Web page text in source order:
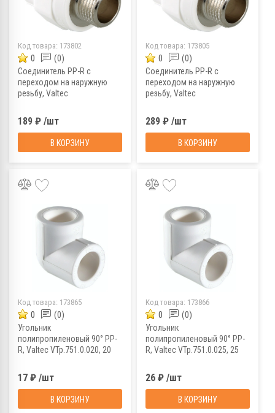
Код товара: 173802
0 (0)
Соединитель PP-R с
переходом на наружную
резьбу, Valtec
189 ₽ /шт
В КОРЗИНУ
Код товара: 173805
0 (0)
Соединитель PP-R с
переходом на наружную
резьбу, Valtec
289 ₽ /шт
В КОРЗИНУ
Код товара: 173865
0 (0)
Угольник
полипропиленовый 90° PP-
R, Valtec VTp.751.0.020, 20
17 ₽ /шт
В КОРЗИНУ
Код товара: 173866
0 (0)
Угольник
полипропиленовый 90° PP-
R, Valtec VTp.751.0.025, 25
26 ₽ /шт
В КОРЗИНУ